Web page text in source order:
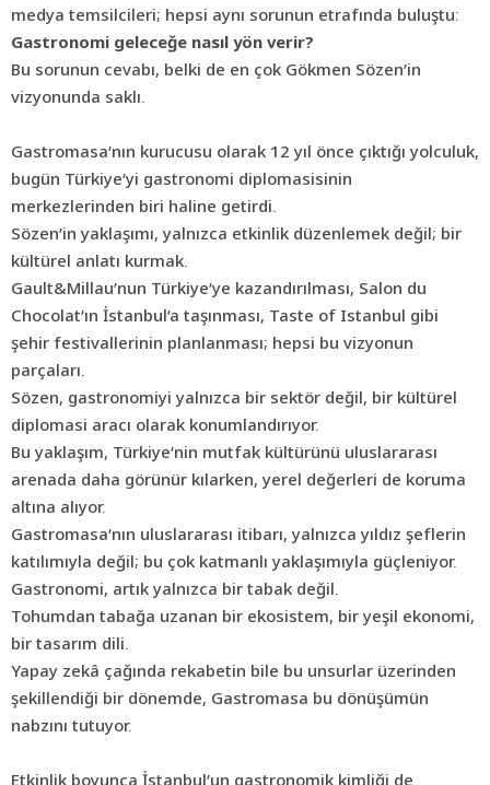
medya temsilcileri; hepsi aynı sorunun etrafında buluştu:
Gastronomi geleceğe nasıl yön verir?
Bu sorunun cevabı, belki de en çok Gökmen Sözen’in
vizyonunda saklı.
Gastromasa’nın kurucusu olarak 12 yıl önce çıktığı yolculuk,
bugün Türkiye’yi gastronomi diplomasisinin
merkezlerinden biri haline getirdi.
Sözen’in yaklaşımı, yalnızca etkinlik düzenlemek değil; bir
kültürel anlatı kurmak.
Gault&Millau’nun Türkiye’ye kazandırılması, Salon du
Chocolat’ın İstanbul’a taşınması, Taste of Istanbul gibi
şehir festivallerinin planlanması; hepsi bu vizyonun
parçaları.
Sözen, gastronomiyi yalnızca bir sektör değil, bir kültürel
diplomasi aracı olarak konumlandırıyor.
Bu yaklaşım, Türkiye’nin mutfak kültürünü uluslararası
arenada daha görünür kılarken, yerel değerleri de koruma
altına alıyor.
Gastromasa’nın uluslararası itibarı, yalnızca yıldız şeflerin
katılımıyla değil; bu çok katmanlı yaklaşımıyla güçleniyor.
Gastronomi, artık yalnızca bir tabak değil.
Tohumdan tabağa uzanan bir ekosistem, bir yeşil ekonomi,
bir tasarım dili.
Yapay zekâ çağında rekabetin bile bu unsurlar üzerinden
şekillendiği bir dönemde, Gastromasa bu dönüşümün
nabzını tutuyor.
Etkinlik boyunca İstanbul’un gastronomik kimliği de